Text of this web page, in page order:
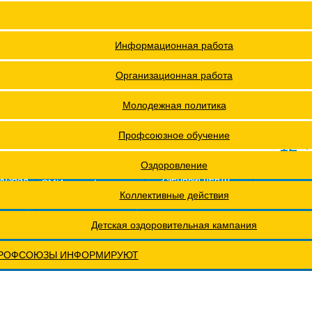
Решения Советов Федерации
Постановления президиумов
проведения специальной оценки условий труда (СОУТ)
конференция МОТ- ФНПР
ИНФОРМИРУЮТ
Информационная работа
Организационная работа
Молодежная политика
Профсоюзное обучение
Оздоровление
Коллективные действия
Детская оздоровительная кампания
12 +
СМИ о профсоюзах
Учебный центр